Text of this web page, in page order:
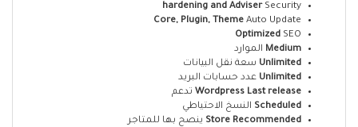
hardening and AdviserSecurity
Core, Plugin, Theme Auto Update
Optimized SEO
Medium الموارد
Unlimited سعة نقل البيانات
Unlimited عدد حسابات البريد
Wordpress Last release تدعم
Scheduled النسخ الاحتياطي
Store Recommended ينصح بها للمتاجر